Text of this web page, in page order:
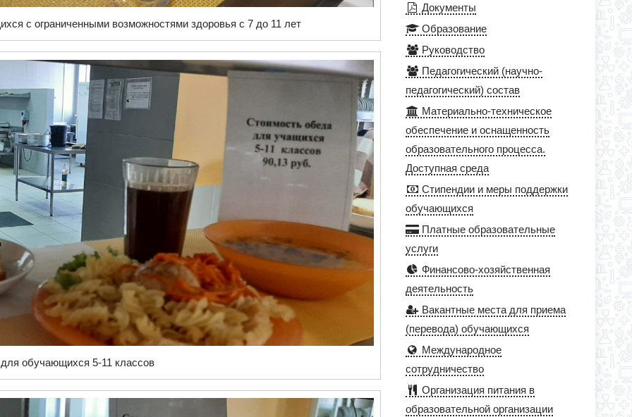
с ограниченными возможностями здоровья с 7 до 11 лет
обучающихся 5-11 классов
Документы
Образование
Руководство
Педагогический (научно-
педагогический) состав
Материально-техническое
обеспечение и оснащенность
образовательного процесса.
Доступная среда
Стипендии и меры поддержки
обучающихся
Платные образовательные
услуги
Финансово-хозяйственная
деятельность
Вакантные места для приема
(перевода) обучающихся
Международное
сотрудничество
Организация питания в
образовательной организации